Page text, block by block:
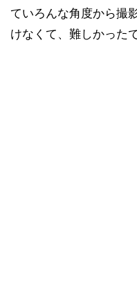
ていろんな角度から撮
けなくて、難しかったで